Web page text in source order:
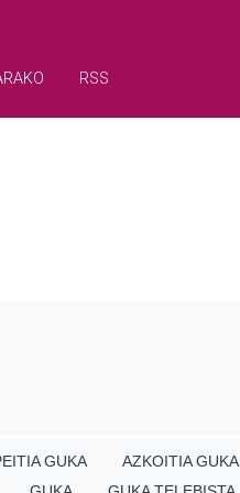
RSS
GUKA AZKOITIA GUKA